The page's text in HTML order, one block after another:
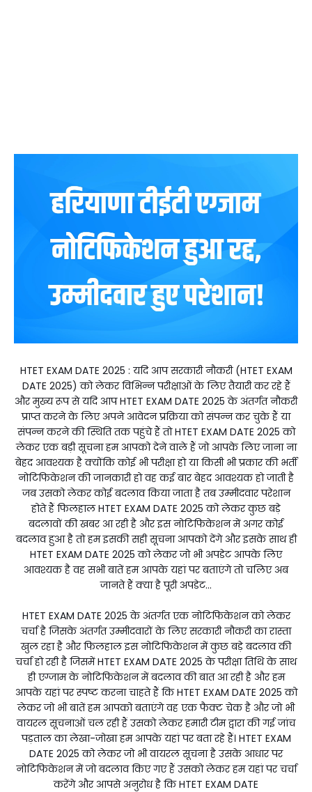
HTET EXAM DATE 2025 : यदि आप सरकारी नौकरी (HTET EXAM
DATE 2025) को लेकर विभिन्न परीक्षाओं के लिए तैयारी कर रहे हैं
और मुख्य रूप से यदि आप HTET EXAM DATE 2025 के अंतर्गत नौकरी
प्राप्त करने के लिए अपने आवेदन प्रक्रिया को संपन्न कर चुके हैं या
संपन्न करने की स्थिति तक पहुंचे हैं तो HTET EXAM DATE 2025 को
लेकर एक बड़ी सूचना हम आपको देने वाले हैं जो आपके लिए जाना ना
बेहद आवश्यक है क्योंकि कोई भी परीक्षा हो या किसी भी प्रकार की भर्ती
नोटिफिकेशन की जानकारी हो वह कई बार बेहद आवश्यक हो जाती है
जब उसको लेकर कोई बदलाव किया जाता है तब उम्मीदवार परेशान
होते हैं फिलहाल HTET EXAM DATE 2025 को लेकर कुछ बड़े
बदलावों की खबर आ रही है और इस नोटिफिकेशन में अगर कोई
बदलाव हुआ है तो हम इसकी सही सूचना आपको देंगे और इसके साथ ही
HTET EXAM DATE 2025 को लेकर जो भी अपडेट आपके लिए
आवश्यक है वह सभी बातें हम आपके यहां पर बताएंगे तो चलिए अब
जानते हैं क्या है पूरी अपडेट...
HTET EXAM DATE 2025 के अंतर्गत एक नोटिफिकेशन को लेकर
चर्चा है जिसके अंतर्गत उम्मीदवारों के लिए सरकारी नौकरी का रास्ता
खुल रहा है और फिलहाल इस नोटिफिकेशन में कुछ बड़े बदलाव की
चर्चा हो रही है जिसमें HTET EXAM DATE 2025 के परीक्षा तिथि के साथ
ही एग्जाम के नोटिफिकेशन में बदलाव की बात आ रही है और हम
आपके यहां पर स्पष्ट करना चाहते हैं कि HTET EXAM DATE 2025 को
लेकर जो भी बातें हम आपको बताएंगे वह एक फैक्ट चेक है और जो भी
वायरल सूचनाओं चल रही हैं उसको लेकर हमारी टीम द्वारा की गई जांच
पड़ताल का लेखा-जोखा हम आपके यहां पर बता रहे हैं। HTET EXAM
DATE 2025 को लेकर जो भी वायरल सूचना है उसके आधार पर
नोटिफिकेशन में जो बदलाव किए गए हैं उसको लेकर हम यहां पर चर्चा
करेंगे और आपसे अनुरोध है कि HTET EXAM DATE